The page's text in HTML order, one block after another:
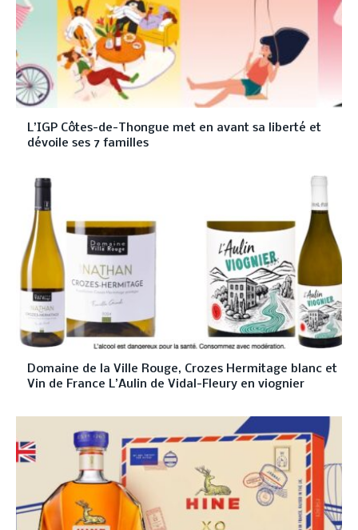
L’IGP Côtes-de-Thongue met en avant sa liberté et
dévoile ses 7 familles
Domaine de la Ville Rouge, Crozes Hermitage blanc et
Vin de France L’Aulin de Vidal-Fleury en viognier